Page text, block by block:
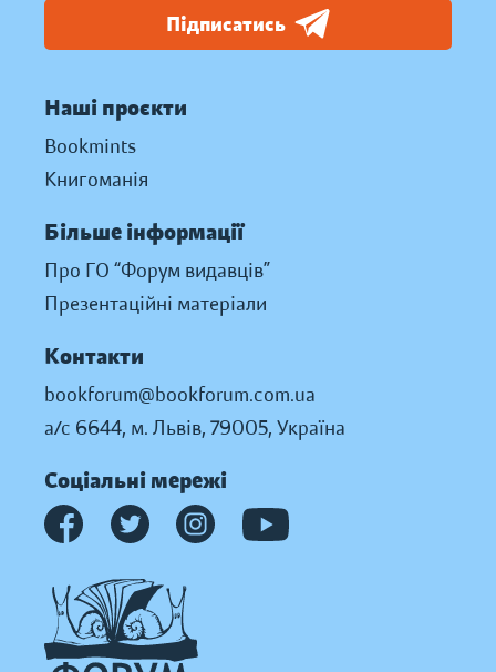
Підписатись
Наші проєкти
Bookmints
Книгоманія
Більше інформації
Про ГО “Форум видавців”
Презентаційні матеріали
Контакти
bookforum@bookforum.com.ua
а/с 6644, м. Львів, 79005, Україна
Соціальні мережі